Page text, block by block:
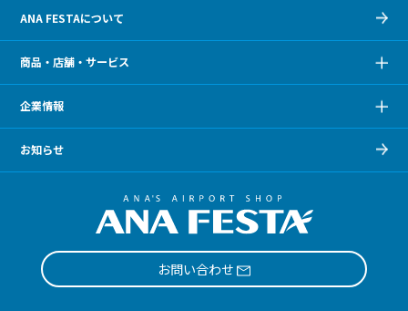
ANA FESTAについて
商品・店舗・サービス
企業情報
お知らせ
お問い合わせ